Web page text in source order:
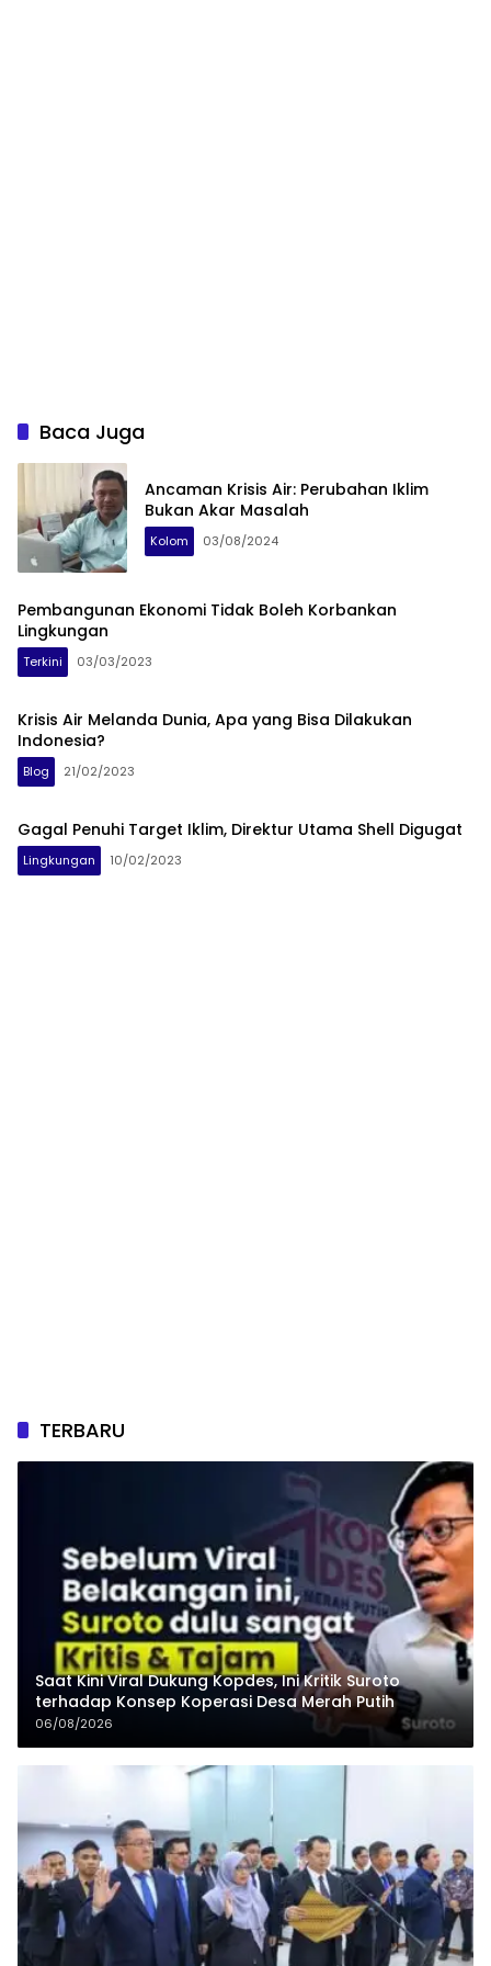
Baca Juga
Ancaman Krisis Air: Perubahan Iklim
Bukan Akar Masalah
Kolom 03/08/2024
Pembangunan Ekonomi Tidak Boleh Korbankan
Lingkungan
Terkini 03/03/2023
Krisis Air Melanda Dunia, Apa yang Bisa Dilakukan
Indonesia?
Blog 21/02/2023
Gagal Penuhi Target Iklim, Direktur Utama Shell Digugat
Lingkungan 10/02/2023
TERBARU
Saat Kini Viral Dukung Kopdes, Ini Kritik Suroto
terhadap Konsep Koperasi Desa Merah Putih
06/08/2026